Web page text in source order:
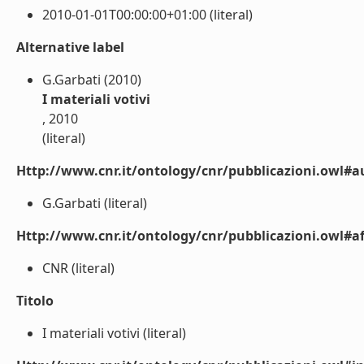
2010-01-01T00:00:00+01:00 (literal)
Alternative label
G.Garbati (2010)
I materiali votivi
, 2010
(literal)
Http://www.cnr.it/ontology/cnr/
G.Garbati (literal)
Http://www.cnr.it/ontology/cnr/
CNR (literal)
Titolo
I materiali votivi (literal)